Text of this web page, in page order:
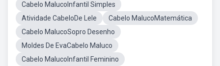
Cabelo MalucoInfantil Simples
Atividade CabeloDe Lele
Cabelo MalucoMatemática
Cabelo MalucoSopro Desenho
Moldes De EvaCabelo Maluco
Cabelo MalucoInfantil Feminino